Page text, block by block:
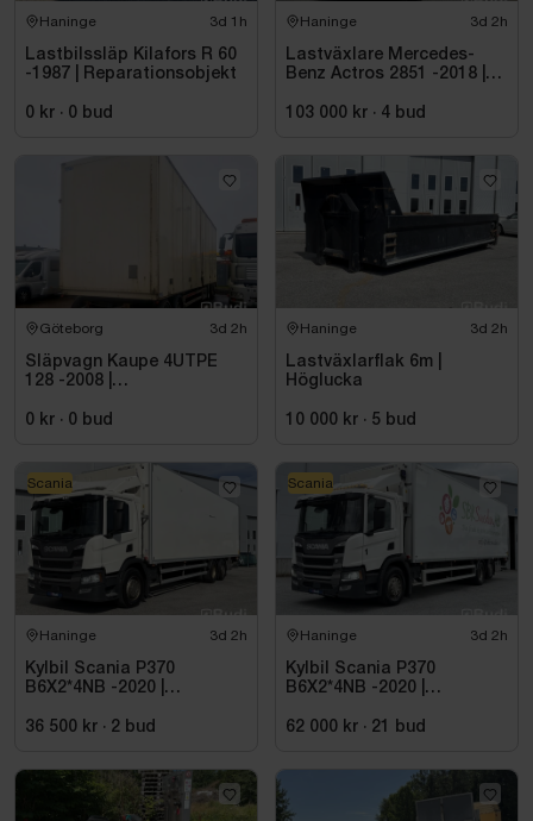
Haninge 3d 1h
Lastbilssläp Kilafors R 60
-1987 | Reparationsobjekt
0 kr · 0 bud
Haninge 3d 2h
Lastväxlare Mercedes-
Benz Actros 2851 -2018 |
103 000 kr · 4 bud
Göteborg 3d 2h
Släpvagn Kaupe 4UTPE
128 -2008 |
0 kr · 0 bud
Haninge 3d 2h
Lastväxlarflak 6m |
Höglucka
10 000 kr · 5 bud
Haninge 3d 2h
Kylbil Scania P370
B6X2*4NB -2020 |
36 500 kr · 2 bud
Scania
Haninge 3d 2h
Kylbil Scania P370
B6X2*4NB -2020 |
62 000 kr · 21 bud
Scania